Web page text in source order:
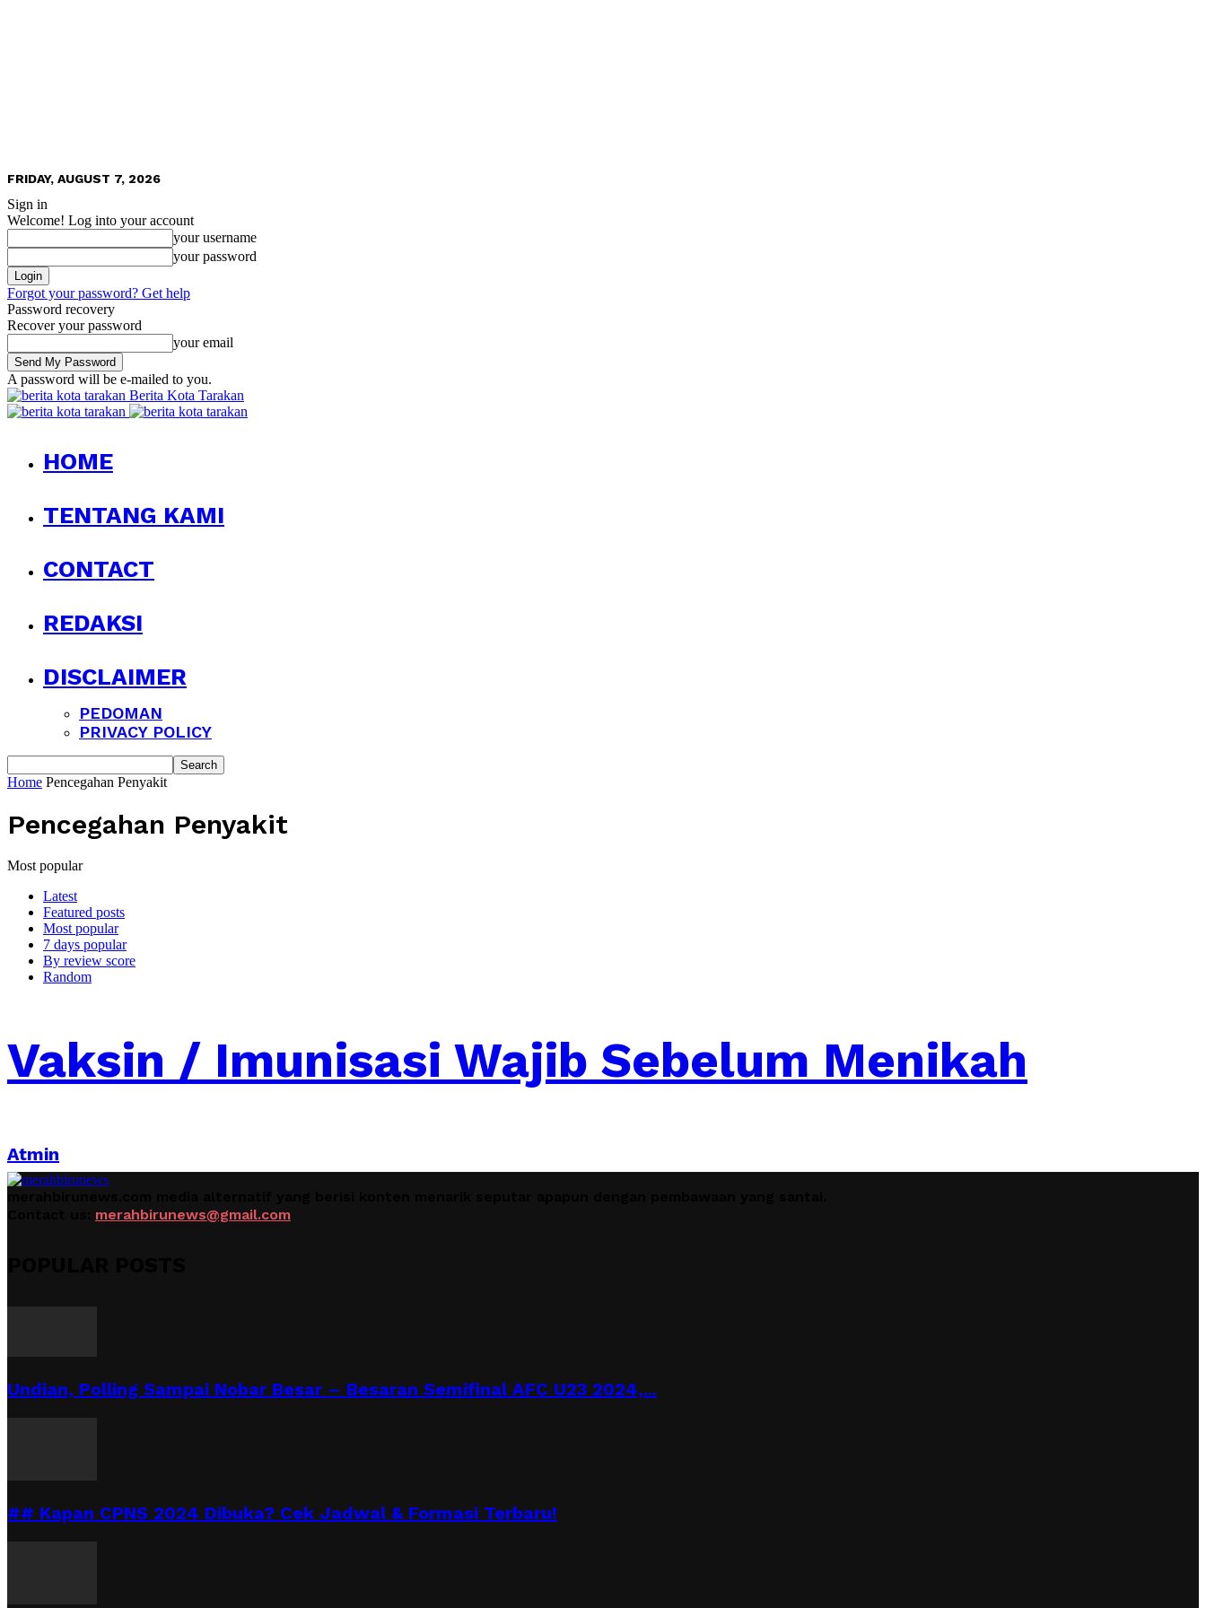
FRIDAY, AUGUST 7, 2026
Sign in
Welcome! Log into your account
your username
your password
Forgot your password? Get help
Password recovery
Recover your password
your email
A password will be e-mailed to you.
Berita Kota Tarakan
HOME
TENTANG KAMI
CONTACT
REDAKSI
DISCLAIMER
PEDOMAN
PRIVACY POLICY
Home Pencegahan Penyakit
Pencegahan Penyakit
Most popular
Latest
Featured posts
Most popular
7 days popular
By review score
Random
Vaksin / Imunisasi Wajib Sebelum Menikah
Atmin
merahbirunews@gmail.com
Undian, Polling Sampai Nobar Besar – Besaran Semifinal AFC U23 2024,...
## Kapan CPNS 2024 Dibuka? Cek Jadwal & Formasi Terbaru!